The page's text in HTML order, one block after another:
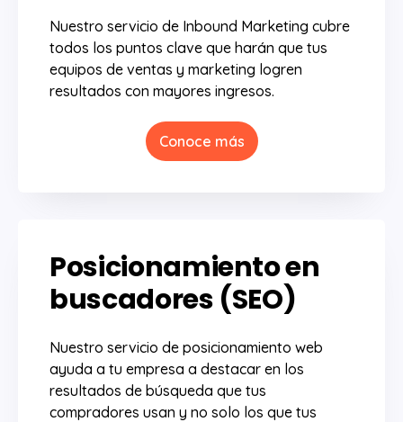
Nuestro servicio de Inbound Marketing cubre
todos los puntos clave que harán que tus
equipos de ventas y marketing logren
resultados con mayores ingresos.
Conoce más
Posicionamiento en
buscadores (SEO)
Nuestro servicio de posicionamiento web
ayuda a tu empresa a destacar en los
resultados de búsqueda que tus
compradores usan y no solo los que tus